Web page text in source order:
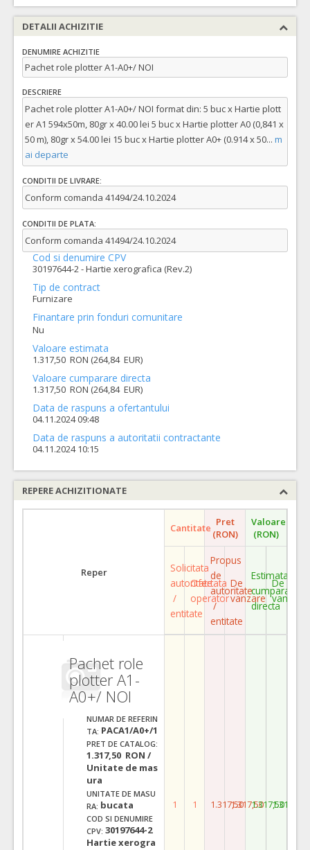
DETALII ACHIZITIE
DENUMIRE ACHIZITIE
Pachet role plotter A1-A0+/ NOI
DESCRIERE
Pachet role plotter A1-A0+/ NOI format din: 5 buc x Hartie plott
er A1 594x50m, 80gr x 40.00 lei 5 buc x Hartie plotter A0 (0,841 x
50 m), 80gr x 54.00 lei 15 buc x Hartie plotter A0+ (0.914 x 50... m
ai departe
CONDITII DE LIVRARE:
Conform comanda 41494/24.10.2024
CONDITII DE PLATA:
Conform comanda 41494/24.10.2024
Cod si denumire CPV
30197644-2 - Hartie xerografica (Rev.2)
Tip de contract
Furnizare
Finantare prin fonduri comunitare
Nu
Valoare estimata
1.317,50 RON (264,84 EUR)
Valoare cumparare directa
1.317,50 RON (264,84 EUR)
Data de raspuns a ofertantului
04.11.2024 09:48
Data de raspuns a autoritatii contractante
04.11.2024 10:15
REPERE ACHIZITIONATE
Reper
Cantitate Pret
(RON)
Valoare
(RON)
Solicitata
autoritate
/
entitate
Ofertata
operator
Propus
de
autoritate
/
entitate
De
vanzare
Estimata
cumparare
directa
De
vanzare
Pachet role
plotter A1-
A0+/ NOI
NUMAR DE REFERIN
TA: PACA1/A0+/1
PRET DE CATALOG:
1.317,50 RON /
Unitate de mas
ura
UNITATE DE MASU
RA: bucata
COD SI DENUMIRE
CPV: 30197644-2
Hartie xerogra
1 1 1.317,501.317,501.317,501.317,50